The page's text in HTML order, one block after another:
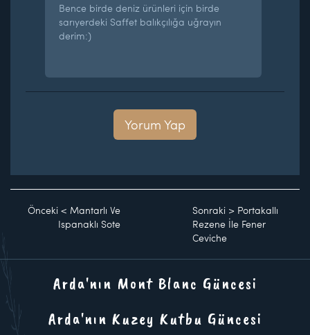
Bence birde deniz ürünleri için birde
sarıyerdeki Saffet balıkçılığa uğrayın
derim:)
Yorum Yap
Önceki < Mantarlı Ve
Ispanaklı Sote
Sonraki > Portakallı
Rezene İle Fener
Ceviche
Arda'nın Mont Blanc Güncesi
Arda'nın Kuzey Kutbu Güncesi